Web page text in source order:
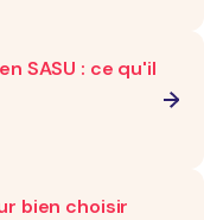
SASU : ce qu'il
bien choisir